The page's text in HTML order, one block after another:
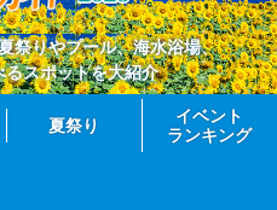
祭りやプール、海水浴場、
スポットを大紹介
夏祭り
イベント
ランキング